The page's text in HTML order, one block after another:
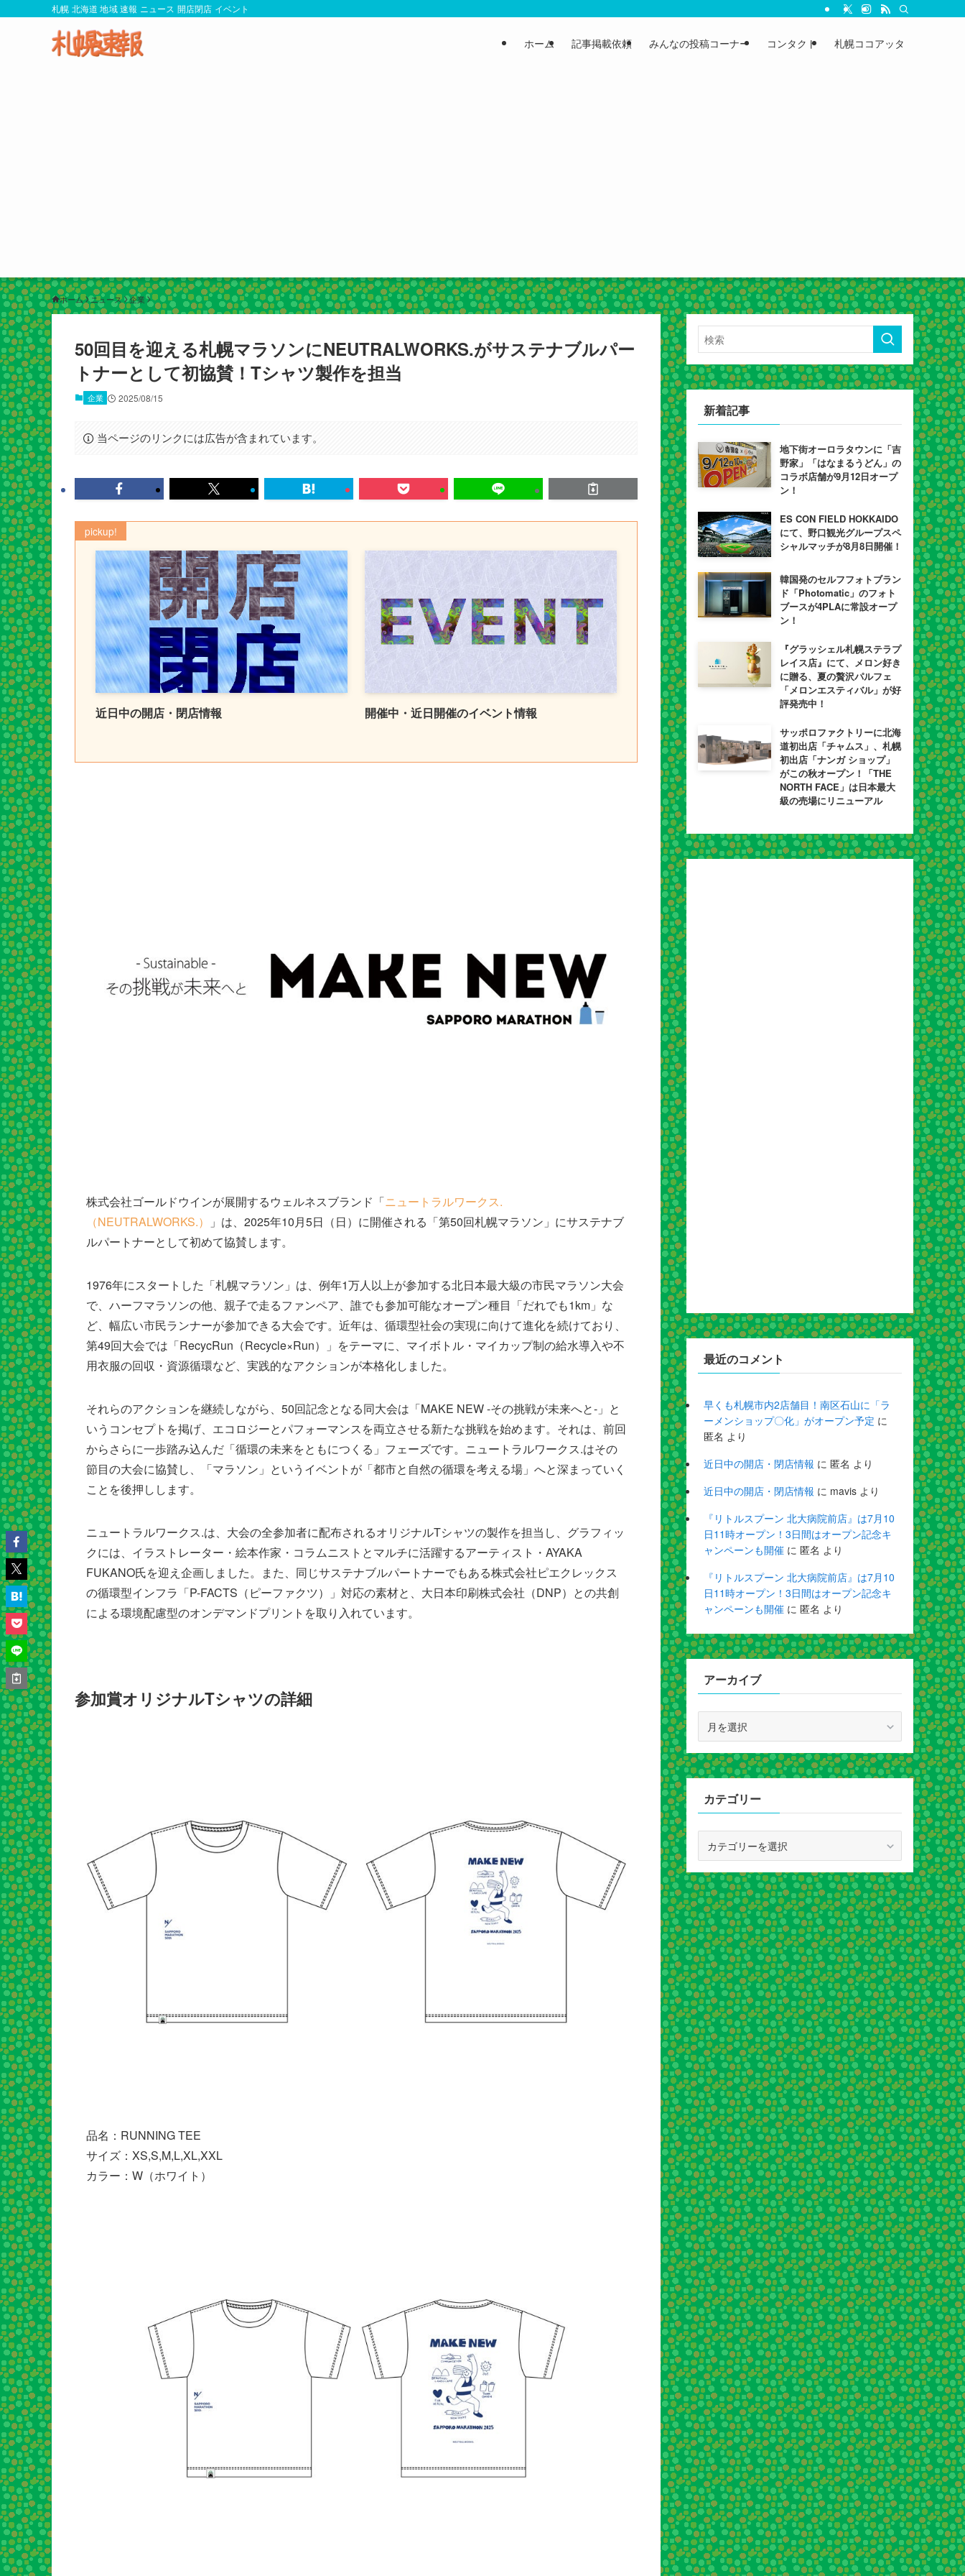
札幌 北海道 地域 速報 ニュース 開店閉店 イベント
ホーム 記事掲載依頼 みんなの投稿コーナー コンタクト 札幌ココアッタ
ホーム ニュース 企業
50回目を迎える札幌マラソンにNEUTRALWORKS.がサステナブルパー
トナーとして初協賛！Tシャツ製作を担当
企業 2025/08/15
当ページのリンクには広告が含まれています。
pickup!
近日中の開店・閉店情報 開催中・近日開催のイベント情報
株式会社ゴールドウインが展開するウェルネスブランド「ニュートラルワークス.
（NEUTRALWORKS.）
」は、2025年10月5日（日）に開催される「第50回札幌マラソン」にサステナブ
ルパートナーとして初めて協賛します。
1976年にスタートした「札幌マラソン」は、例年1万人以上が参加する北日本最大級の市民マラソン大会
で、ハーフマラソンの他、親子で走るファンペア、誰でも参加可能なオープン種目「だれでも1km」な
ど、幅広い市民ランナーが参加できる大会です。近年は、循環型社会の実現に向けて進化を続けており、
第49回大会では「RecycRun（Recycle×Run）」をテーマに、マイボトル・マイカップ制の給水導入や不
用衣服の回収・資源循環など、実践的なアクションが本格化しました。
それらのアクションを継続しながら、50回記念となる同大会は「MAKE NEW -その挑戦が未来へと-」と
いうコンセプトを掲げ、エコロジーとパフォーマンスを両立させる新たな挑戦を始めます。それは、前回
からさらに一歩踏み込んだ「循環の未来をともにつくる」フェーズです。ニュートラルワークス.はその
節目の大会に協賛し、「マラソン」というイベントが「都市と自然の循環を考える場」へと深まっていく
ことを後押しします。
ニュートラルワークス.は、大会の全参加者に配布されるオリジナルTシャツの製作を担当し、グラフィッ
クには、イラストレーター・絵本作家・コラムニストとマルチに活躍するアーティスト・AYAKA
FUKANO氏を迎え企画しました。また、同じサステナブルパートナーでもある株式会社ピエクレックス
の循環型インフラ「P-FACTS（ピーファクツ）」対応の素材と、大日本印刷株式会社（DNP）との共創
による環境配慮型のオンデマンドプリントを取り入れています。
参加賞オリジナルTシャツの詳細
品名：RUNNING TEE
サイズ：XS,S,M,L,XL,XXL
カラー：W（ホワイト）
新着記事
地下街オーロラタウンに「吉
野家」「はなまるうどん」の
コラボ店舗が9月12日オープ
ン！
ES CON FIELD HOKKAIDO
にて、野口観光グループスペ
シャルマッチが8月8日開催！
韓国発のセルフフォトブラン
ド「Photomatic」のフォト
ブースが4PLAに常設オープ
ン！
『グラッシェル札幌ステラプ
レイス店』にて、メロン好き
に贈る、夏の贅沢パルフェ
「メロンエスティバル」が好
評発売中！
サッポロファクトリーに北海
道初出店「チャムス」、札幌
初出店「ナンガ ショップ」
がこの秋オープン！「THE
NORTH FACE」は日本最大
級の売場にリニューアル
最近のコメント
早くも札幌市内2店舗目！南区石山に「ラ
ーメンショップ〇化」がオープン予定 に
匿名 より
近日中の開店・閉店情報 に 匿名 より
近日中の開店・閉店情報 に mavis より
『リトルスプーン 北大病院前店』は7月10
日11時オープン！3日間はオープン記念キ
ャンペーンも開催 に 匿名 より
『リトルスプーン 北大病院前店』は7月10
日11時オープン！3日間はオープン記念キ
ャンペーンも開催 に 匿名 より
アーカイブ
カ
イ
ブ
カテゴリー
ゴ
リ
ー